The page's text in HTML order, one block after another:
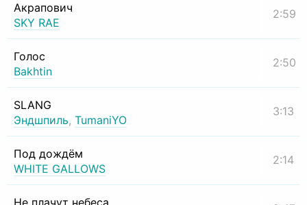
Акрапович
SKY RAE
2:59
Голос
Bakhtin
2:50
SLANG
Эндшпиль, TumaniYO
3:13
Под дождём
WHITE GALLOWS
2:14